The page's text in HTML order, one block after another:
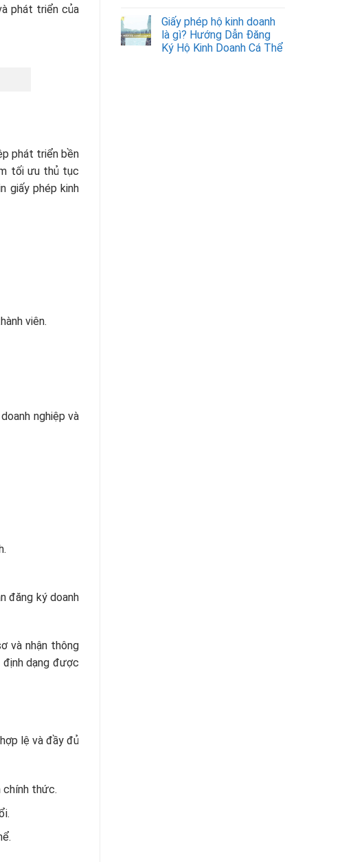
phát triển của
phát triển bền
tối ưu thủ tục
giấy phép kinh
viên.
nghiệp và
đăng ký doanh
và nhận thông
dạng được
lệ và đầy đủ
chính thức.
Giấy phép hộ kinh doanh
là gì? Hướng Dẫn Đăng
Ký Hộ Kinh Doanh Cá Thể